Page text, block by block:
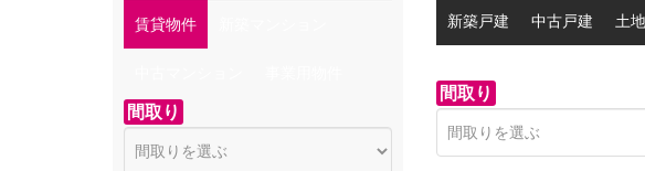
新築戸建 中古戸建 土地
間取り
賃貸物件
間取り